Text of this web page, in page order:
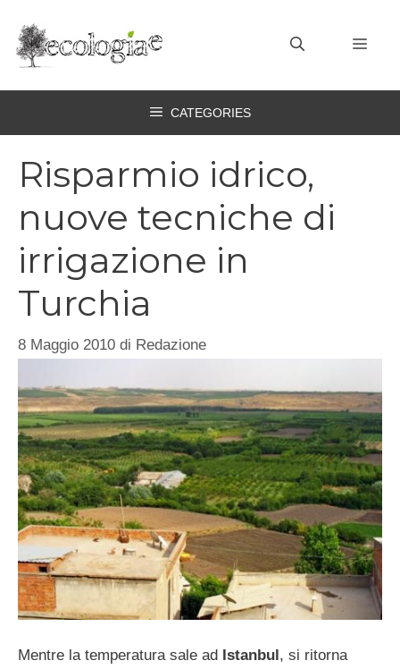
contenuto
CATEGORIES
Risparmio idrico,
nuove tecniche di
irrigazione in
Turchia
8 Maggio 2010 di Redazione
Mentre la temperatura sale ad Istanbul, si ritorna